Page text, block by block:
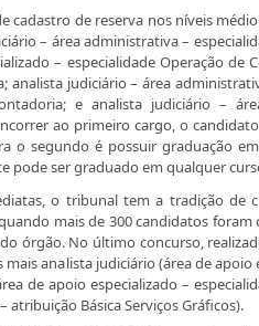
cadastro de reserva nos níveis
– área administrativa –
– especialidade Operação de
analista judiciário – área
e analista judiciário –
ao primeiro cargo, o
o segundo é possuir graduação
pode ser graduado em qualquer
o tribunal tem a tradição de
mais de 300 candidatos
órgão. No último concurso,
mais analista judiciário (área de apoio
de apoio especializado –
atribuição Básica Serviços Gráficos).